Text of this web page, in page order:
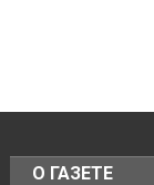
О ГАЗЕТЕ